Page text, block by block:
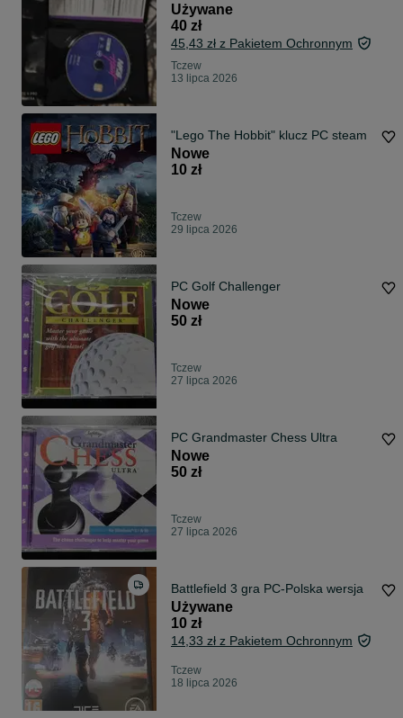
Używane
40 zł
45,43 zł z Pakietem Ochronnym
Tczew
13 lipca 2026
"Lego The Hobbit" klucz PC steam
Nowe
10 zł
Tczew
29 lipca 2026
PC Golf Challenger
Nowe
50 zł
Tczew
27 lipca 2026
PC Grandmaster Chess Ultra
Nowe
50 zł
Tczew
27 lipca 2026
Battlefield 3 gra PC-Polska wersja
Używane
10 zł
14,33 zł z Pakietem Ochronnym
Tczew
18 lipca 2026